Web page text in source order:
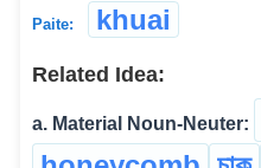
Paite: khuai
Related Idea:
a. Material Noun-Neuter: